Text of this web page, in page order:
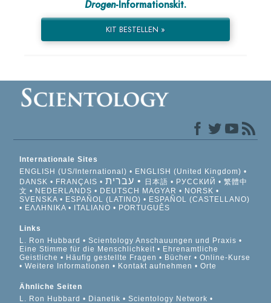
Drogen-Informationskit.
KIT BESTELLEN »
Internationale Sites
ENGLISH (US/International)
ENGLISH (United Kingdom)
DANSK
FRANÇAIS עברית 日本語 РУССКИЙ
繁體中
文
NEDERLANDS DEUTSCH MAGYAR
NORSK
SVENSKA
ESPAÑOL (LATINO)
ESPAÑOL (CASTELLANO)
ΕΛΛΗΝΙΚA
ITALIANO PORTUGUÊS
Links
L. Ron Hubbard
Scientology Anschauungen und Praxis
Eine Stimme für die Menschlichkeit
Ehrenamtliche
Geistliche
Häufig gestellte Fragen Bücher
Online-Kurse
Weitere Informationen
Kontakt aufnehmen Orte
Ähnliche Seiten
L. Ron Hubbard
Dianetik
Scientology Network